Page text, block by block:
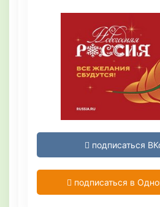
подписаться
подписаться в